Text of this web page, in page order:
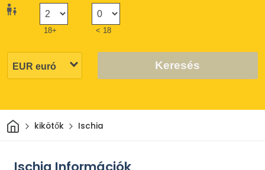
18+ < 18
Keresés
Otthon
kikötők Ischia